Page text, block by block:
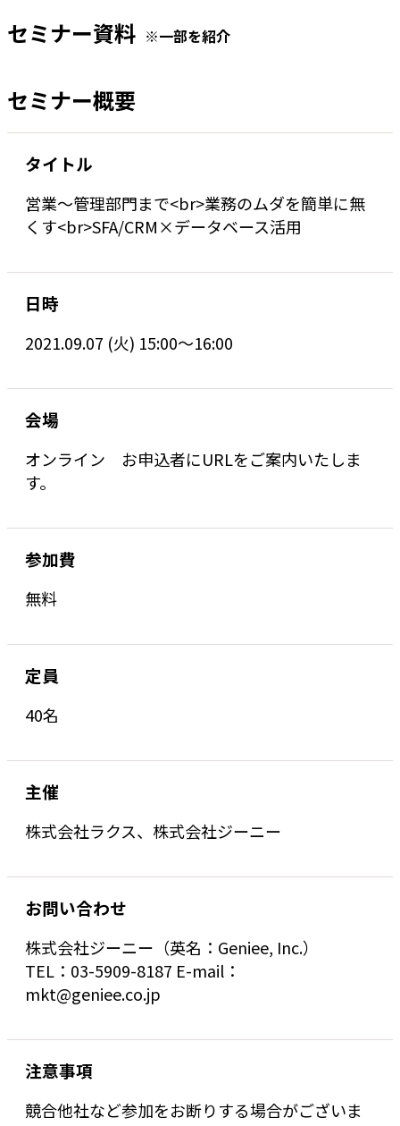
セミナー資料 ※一部を紹介
セミナー概要
タイトル
営業～管理部門まで<br>業務のムダを簡単に無
くす<br>SFA/CRM×データベース活用
日時
2021.09.07 (火) 15:00～16:00
会場
オンライン お申込者にURLをご案内いたしま
す。
参加費
無料
定員
40名
主催
株式会社ラクス、株式会社ジーニー
お問い合わせ
株式会社ジーニー（英名：Geniee, Inc.）
TEL：03-5909-8187 E-mail：
mkt@geniee.co.jp
注意事項
競合他社など参加をお断りする場合がございま